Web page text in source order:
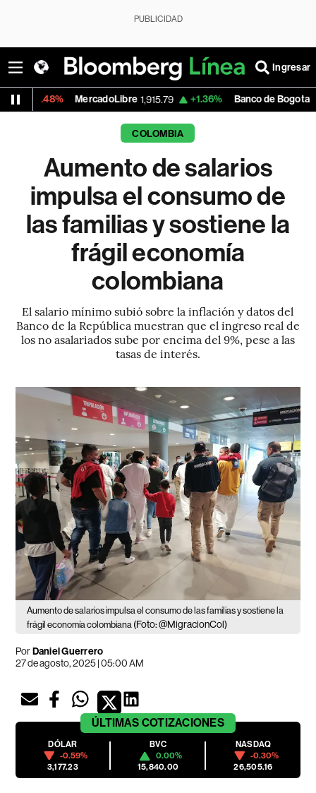
PUBLICIDAD
Ingresar
MercadoLibre 1,915.79 +1.36% Banco de Bogota 38,800.00
COLOMBIA
Aumento de salarios
impulsa el consumo de
las familias y sostiene la
frágil economía
colombiana
El salario mínimo subió sobre la inflación y datos del
Banco de la República muestran que el ingreso real de
los no asalariados sube por encima del 9%, pese a las
tasas de interés.
Aumento de salarios impulsa el consumo de las familias y sostiene la
frágil economía colombiana (Foto: @MigracionCol)
PorDaniel Guerrero
27 de agosto, 2025 | 05:00 AM
ÚLTIMAS COTIZACIONES
DÓLAR
-0.59%
3,177.23
BVC
0.00%
15,840.00
NASDAQ
-0.30%
26,505.16